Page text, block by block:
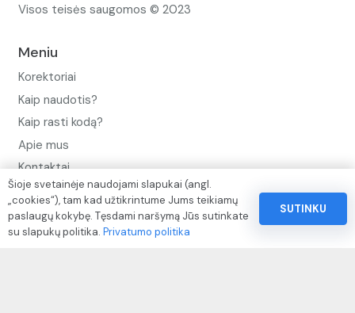
Visos teisės saugomos © 2023
Meniu
Korektoriai
Kaip naudotis?
Kaip rasti kodą?
Apie mus
Kontaktai
Privatumo politika
Pinigų ir prekių grąžinimo politika
Šioje svetainėje naudojami slapukai (angl.
„cookies“), tam kad užtikrintume Jums teikiamų
paslaugų kokybę. Tęsdami naršymą Jūs sutinkate
su slapukų politika. Privatumo politika
SUTINKU